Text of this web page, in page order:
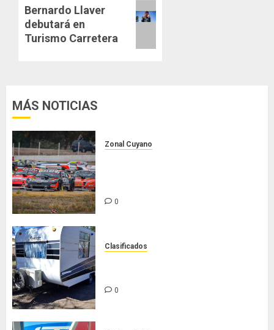
Next
post:
Bernardo Llaver
debutará en
Turismo Carretera
MÁS NOTICIAS
Zonal Cuyano
0
Clasificados
0